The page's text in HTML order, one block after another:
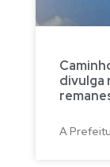
divulga
A